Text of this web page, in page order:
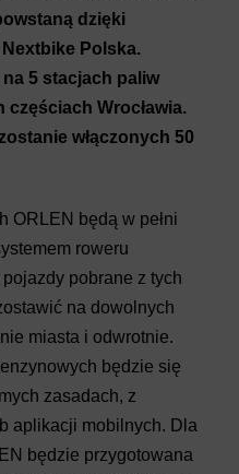
dzięki
Polska.
5 stacjach paliw
Wrocławia.
włączonych 50
ORLEN będą w pełni
roweru
pobrane z tych
na dowolnych
miasta i odwrotnie.
będzie się
zasadach, z
aplikacji mobilnych. Dla
będzie przygotowana